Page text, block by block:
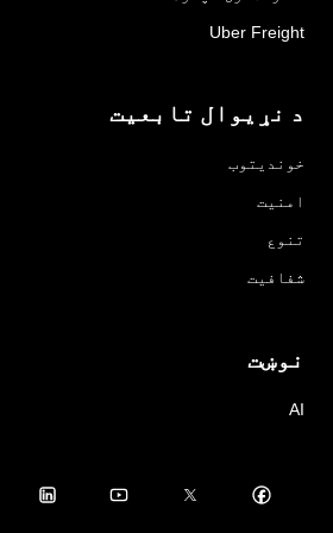
Uber Freight
د نړیوال تابعیت
خوندیتوب
امنیت
تنوع
شفافیت
نوښت
AI